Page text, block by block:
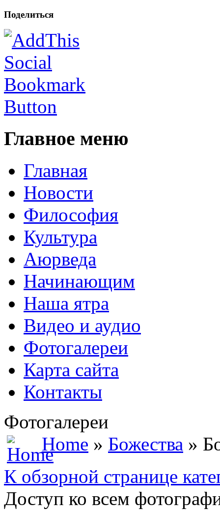
Поделиться
Главное меню
Главная
Новости
Философия
Культура
Аюрведа
Начинающим
Наша ятра
Видео и аудио
Фотогалереи
Карта сайта
Контакты
Фотогалереи
Home » Божества »
К обзорной странице
Доступ ко всем